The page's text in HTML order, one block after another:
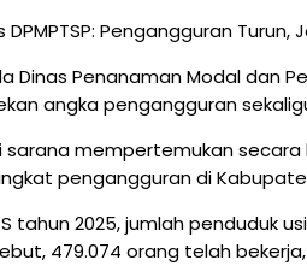
Pengangguran Turun,
Dinas Penanaman Modal dan
angka pengangguran
sarana mempertemukan
pengangguran di
tahun 2025, jumlah penduduk
479.074 orang telah